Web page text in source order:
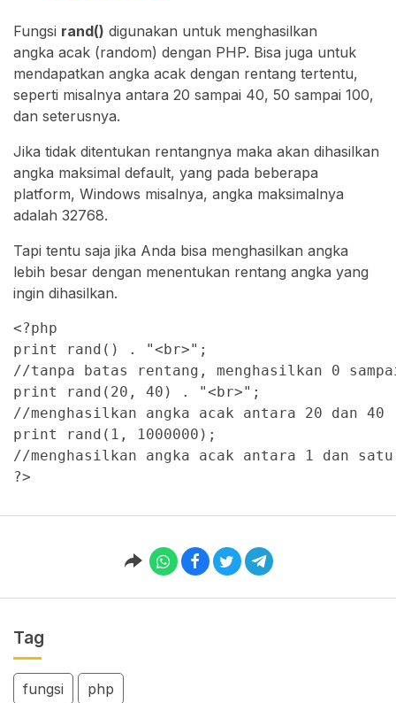
Fungsi rand() digunakan untuk menghasilkan
angka acak (random) dengan PHP. Bisa juga untuk
mendapatkan angka acak dengan rentang tertentu,
seperti misalnya antara 20 sampai 40, 50 sampai 100,
dan seterusnya.
Jika tidak ditentukan rentangnya maka akan dihasilkan
angka maksimal default, yang pada beberapa
platform, Windows misalnya, angka maksimalnya
adalah 32768.
Tapi tentu saja jika Anda bisa menghasilkan angka
lebih besar dengan menentukan rentang angka yang
ingin dihasilkan.
<?php
print rand() . "<br>";
//tanpa batas rentang, menghasilkan 0
print rand(20, 40) . "<br>";
//menghasilkan angka acak antara 20 dan
print rand(1, 1000000);
//menghasilkan angka acak antara 1 dan
?>
Tag
fungsi php